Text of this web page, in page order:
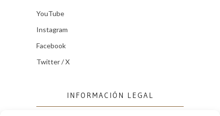
YouTube
Instagram
Facebook
Twitter / X
INFORMACIÓN LEGAL